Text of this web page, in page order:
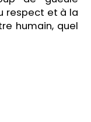
respect et à la
humain, quel